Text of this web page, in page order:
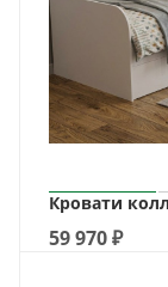
Кровати
59 970₽